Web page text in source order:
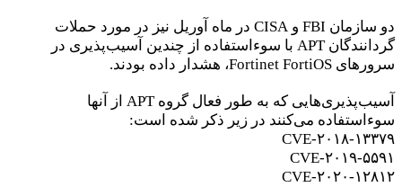
دو سازمان FBI و CISA در ماه آوریل نیز در مورد حملات
گردانندگان APT با سوءاستفاده از چندین آسیب‌پذیری در
سرورهای Fortinet FortiOS، هشدار داده بودند.
آسیب‌پذیری‌هایی که به طور فعال گروه APT از آنها
سوءاستفاده می‌کنند در زیر ذکر شده است:
CVE-۲۰۱۸-۱۳۳۷۹
CVE-۲۰۱۹-۵۵۹۱
CVE-۲۰۲۰-۱۲۸۱۲